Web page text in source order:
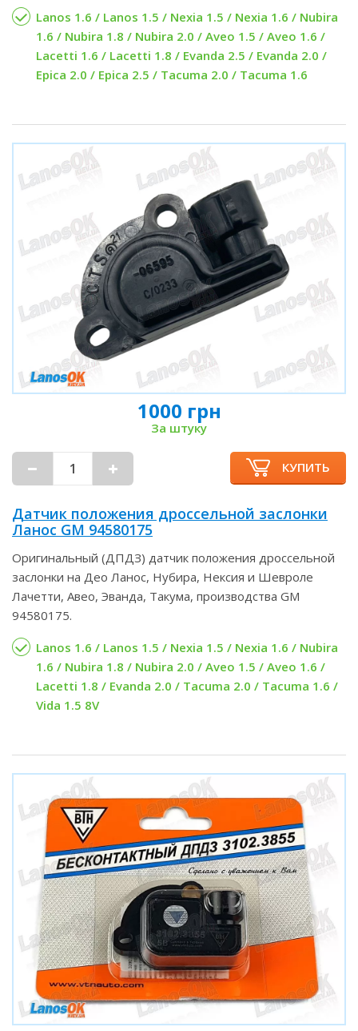
Lanos 1.6 / Lanos 1.5 / Nexia 1.5 / Nexia 1.6 / Nubira
1.6 / Nubira 1.8 / Nubira 2.0 / Aveo 1.5 / Aveo 1.6 /
Lacetti 1.6 / Lacetti 1.8 / Evanda 2.5 / Evanda 2.0 /
Epica 2.0 / Epica 2.5 / Tacuma 2.0 / Tacuma 1.6
1000 грн
За штуку
КУПИТЬ
Датчик положения дроссельной заслонки
Ланос GM 94580175
Оригинальный (ДПДЗ) датчик положения дроссельной
заслонки на Део Ланос, Нубира, Нексия и Шевроле
Лачетти, Авео, Эванда, Такума, производства GM
94580175.
Lanos 1.6 / Lanos 1.5 / Nexia 1.5 / Nexia 1.6 / Nubira
1.6 / Nubira 1.8 / Nubira 2.0 / Aveo 1.5 / Aveo 1.6 /
Lacetti 1.8 / Evanda 2.0 / Tacuma 2.0 / Tacuma 1.6 /
Vida 1.5 8V